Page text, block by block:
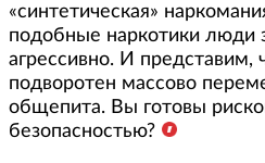
«синтетическая»
подобные наркотики люди
агрессивно. И представим,
подворотен массово
общепита. Вы готовы
безопасностью?